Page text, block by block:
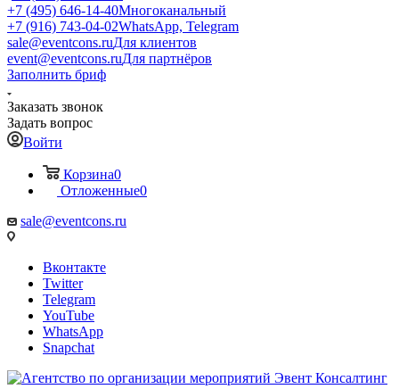
+7 (495) 646-14-40Многоканальный
+7 (916) 743-04-02WhatsApp, Telegram
sale@eventcons.ruДля клиентов
event@eventcons.ruДля партнёров
Заполнить бриф
Заказать звонок
Задать вопрос
Войти
Корзина0
Отложенные0
sale@eventcons.ru
Вконтакте
Twitter
Telegram
YouTube
WhatsApp
Snapchat